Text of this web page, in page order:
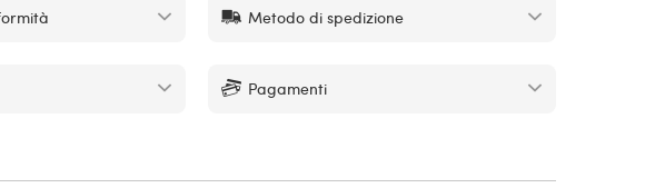
Metodo di spedizione
Pagamenti